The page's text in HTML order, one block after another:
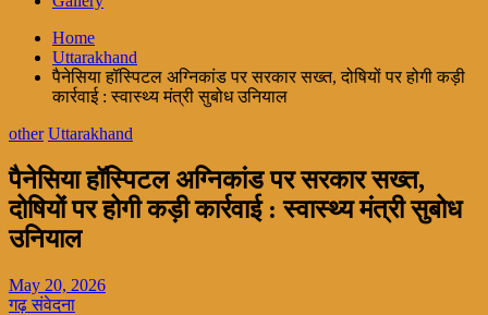
Home
Uttarakhand
पैनेसिया हॉस्पिटल अग्निकांड पर सरकार सख्त, दोषियों पर होगी कड़ी
कार्रवाई : स्वास्थ्य मंत्री सुबोध उनियाल
other Uttarakhand
पैनेसिया हॉस्पिटल अग्निकांड पर सरकार सख्त,
दोषियों पर होगी कड़ी कार्रवाई : स्वास्थ्य मंत्री सुबोध
उनियाल
May 20, 2026
गढ़ संवेदना